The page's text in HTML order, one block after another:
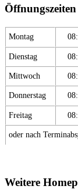
Montag
Dienstag
Mittwoch
Donnerstag
Freitag
oder nach
Weitere